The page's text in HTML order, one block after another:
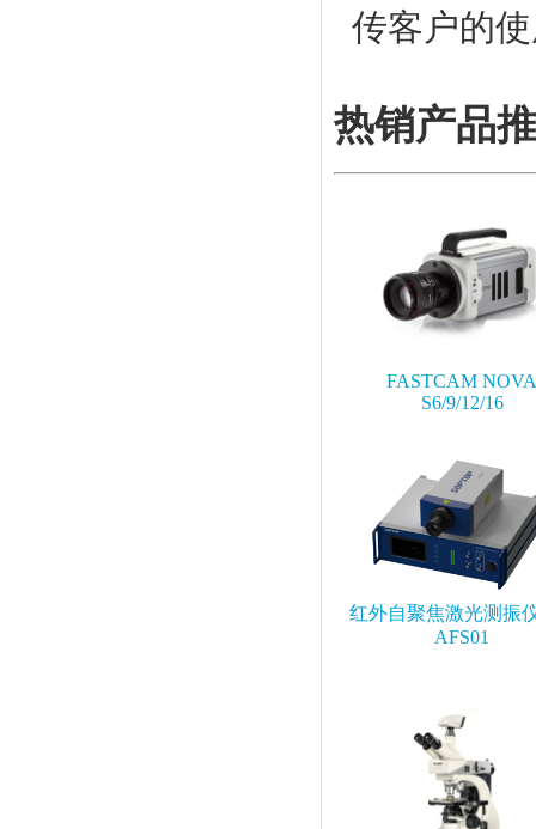
传客户的
热销产品
FASTCAM
S6/9/12/16
红外自聚焦激光测振
AFS01